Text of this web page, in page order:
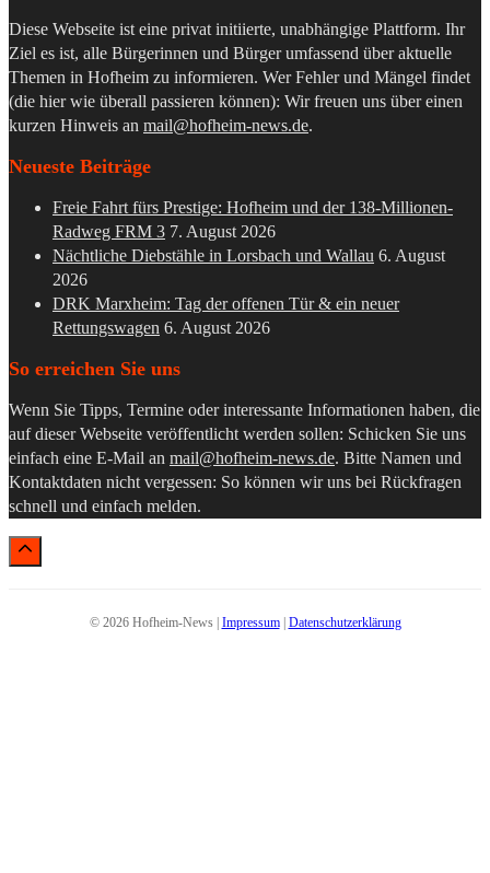
Diese Webseite ist eine privat initiierte, unabhängige Plattform. Ihr
Ziel es ist, alle Bürgerinnen und Bürger umfassend über aktuelle
Themen in Hofheim zu informieren. Wer Fehler und Mängel findet
(die hier wie überall passieren können): Wir freuen uns über einen
kurzen Hinweis an mail@hofheim-news.de.
Neueste Beiträge
Freie Fahrt fürs Prestige: Hofheim und der 138-Millionen-
Radweg FRM 3 7. August 2026
Nächtliche Diebstähle in Lorsbach und Wallau 6. August
2026
DRK Marxheim: Tag der offenen Tür & ein neuer
Rettungswagen 6. August 2026
So erreichen Sie uns
Wenn Sie Tipps, Termine oder interessante Informationen haben, die
auf dieser Webseite veröffentlicht werden sollen: Schicken Sie uns
einfach eine E-Mail an mail@hofheim-news.de. Bitte Namen und
Kontaktdaten nicht vergessen: So können wir uns bei Rückfragen
schnell und einfach melden.
© 2026 Hofheim-News | Impressum| Datenschutzerklärung